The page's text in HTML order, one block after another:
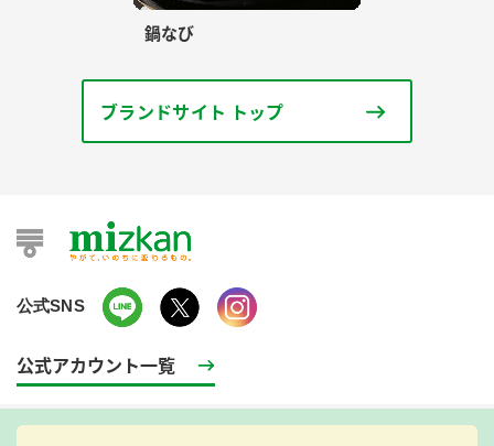
鍋なび
ブランドサイト トップ
公式SNS
公式アカウント一覧